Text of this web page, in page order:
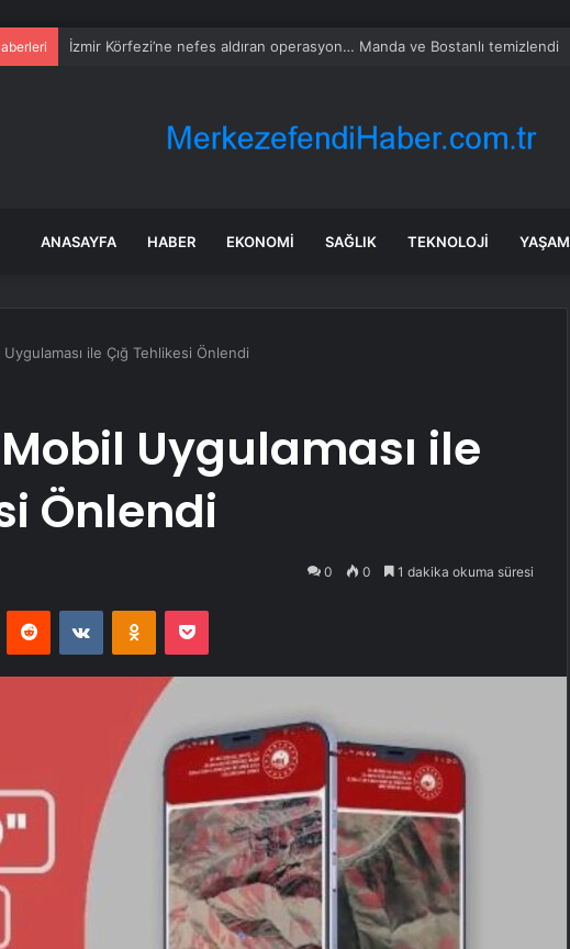
İzmir Körfezi’ne nefes aldıran operasyon… Manda ve Bostanlı temizlendi
ANASAYFA HABER EKONOMI SAĞLIK TEKNOLOJI YAŞAM
ile Çığ Tehlikesi Önlendi
Uygulaması ile
Önlendi
0 0 1 dakika okuma süresi
Reddit VKontakteOdnoklassniki
Pocket